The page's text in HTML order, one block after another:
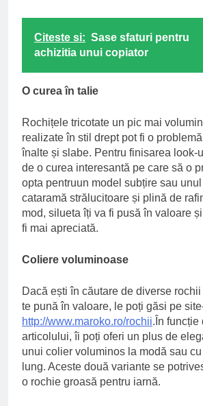
Citeste si: Sase sfaturi pentru
achizitia unui copiator
O curea în talie
Rochițele tricotate un pic mai
realizate în stil drept pot fi o
înalte și slabe. Pentru finisarea look-
de o curea interesantă pe care să o
opta pentruun model subțire sau
cataramă strălucitoare și plină de
mod, silueta îți va fi pusă în valoare
fi mai apreciată.
Coliere voluminoase
Dacă ești în căutare de diverse
te pună în valoare, le poți găsi pe
http://www.maroko.ro/rochii.În funcție
articolului, îi poți oferi un plus de
unui colier voluminos la modă sau
lung. Aceste două variante se
o rochie groasă pentru iarnă.